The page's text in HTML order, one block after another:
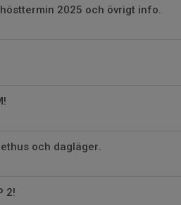
2025 och övrigt info.
och dagläger.
2!